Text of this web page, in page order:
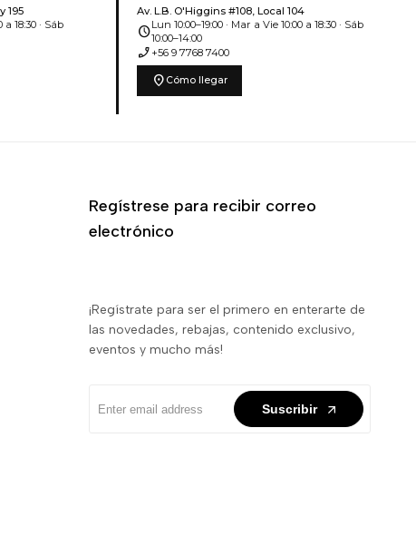
195
a 18:30 · Sáb
Av. L.B. O'Higgins #108, Local 104
scheduleLun 10:00–19:00 · Mar a Vie 10:00 a 18:30 · Sáb
10:00–14:00
phone_enabled +56 9 7768 7400
location_on Cómo llegar
Regístrese para recibir correo
electrónico
¡Regístrate para ser el primero en enterarte de
las novedades, rebajas, contenido exclusivo,
eventos y mucho más!
Suscribir